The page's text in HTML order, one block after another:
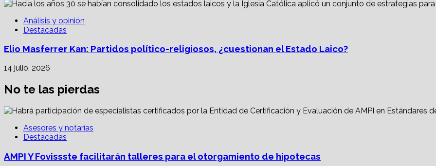
Análisis y opinión
Destacadas
Elio Masferrer Kan: Partidos político-religiosos, ¿cuestionan el Estado Laico?
14 julio, 2026
No te las pierdas
Asesores y notarías
Destacadas
AMPI Y Fovissste facilitarán talleres para el otorgamiento de hipotecas